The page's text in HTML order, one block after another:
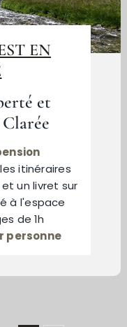
EN
et
itinéraires
un livret sur
à l'espace
de 1h
personne